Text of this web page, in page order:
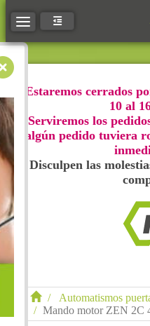
Toggle navigation
Estaremos cerrados
10 al
Serviremos los
algún pedido tuviera
Disculpen las
Automatismos
Mando motor ZEN 2C